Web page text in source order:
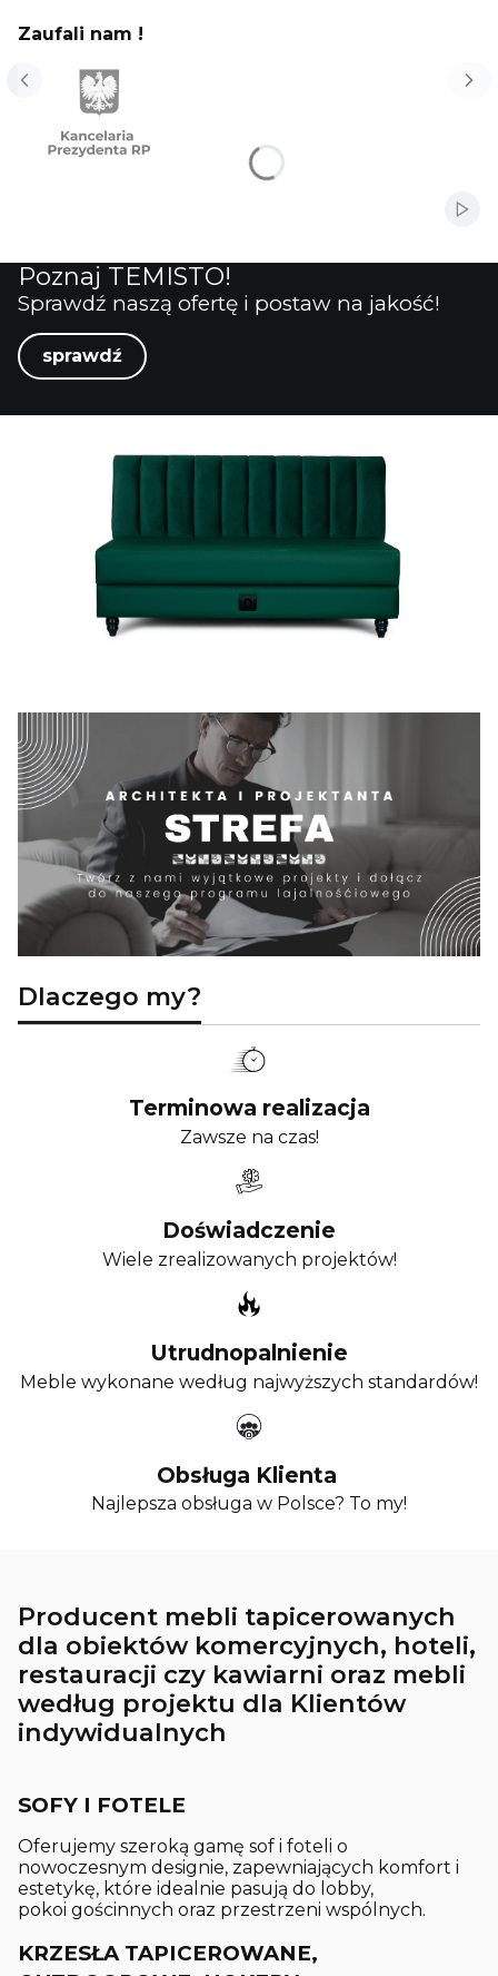
Zaufali nam !
Poznaj TEMISTO!
Sprawdź naszą ofertę i postaw na jakość!
sprawdź
Dlaczego my?
Terminowa realizacja
Zawsze na czas!
Doświadczenie
Wiele zrealizowanych projektów!
Utrudnopalnienie
Meble wykonane według najwyższych standardów!
Obsługa Klienta
Najlepsza obsługa w Polsce? To my!
Producent mebli tapicerowanych
dla obiektów komercyjnych, hoteli,
restauracji czy kawiarni oraz mebli
według projektu dla Klientów
indywidualnych
SOFY I FOTELE
Oferujemy szeroką gamę sof i foteli o
nowoczesnym designie, zapewniających komfort i
estetykę, które idealnie pasują do lobby,
pokoi gościnnych oraz przestrzeni wspólnych.
KRZESŁA TAPICEROWANE,